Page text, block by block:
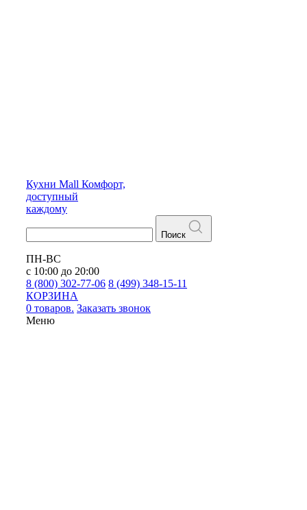
Кухни Mall Комфорт,
доступный
каждому
Поиск
ПН-ВС
с 10:00 до 20:00
8 (800) 302-77-06 8 (499) 348-15-11
КОРЗИНА
0 товаров. Заказать звонок
Меню